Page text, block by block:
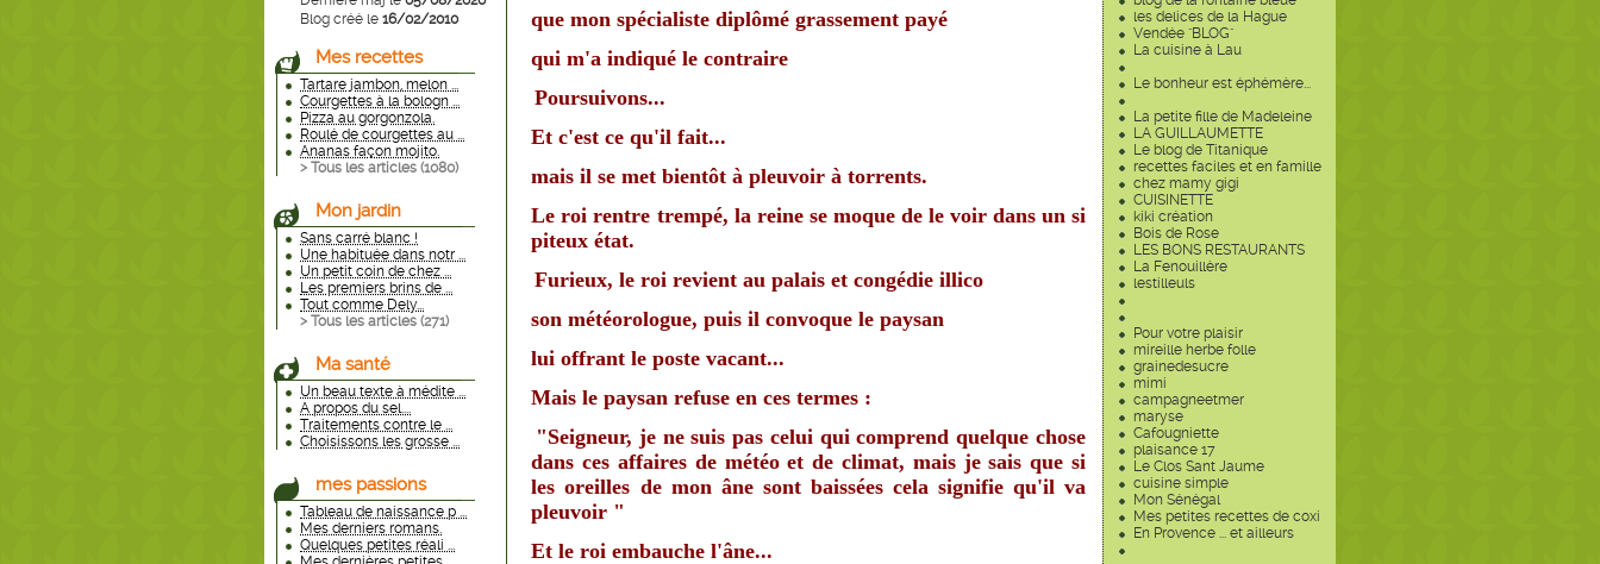
les delices de la Hague
Vendée "BLOG"
La cuisine à Lau
Le bonheur est éphémère...
La petite fille de Madeleine
LA GUILLAUMETTE
Le blog de Titanique
recettes faciles et en famille
chez mamy gigi
CUISINETTE
kiki création
Bois de Rose
LES BONS RESTAURANTS
La Fenouillère
lestilleuls
Pour votre plaisir
mireille herbe folle
grainedesucre
mimi
campagneetmer
maryse
Cafougniette
plaisance 17
Le Clos Sant Jaume
cuisine simple
Mon Sénégal
Mes petites recettes de coxi
En Provence ... et ailleurs
Blog créé le 16/02/2010
Mes recettes
Tartare jambon, melon ...
Courgettes à la bologn ...
Pizza au gorgonzola.
Roulé de courgettes au ...
Ananas façon mojito.
> Tous les articles (1080)
Mon jardin
Sans carré blanc !
Une habituée dans notr ...
Un petit coin de chez ...
Les premiers brins de ...
Tout comme Dely...
> Tous les articles (271)
Ma santé
Un beau texte à médite ...
A propos du sel....
Traitements contre le ...
Choisissons les grosse ...
mes passions
Tableau de naissance p ...
Mes derniers romans.
Quelques petites réali ...
que mon spécialiste diplômé grassement payé
qui m'a indiqué le contraire
Poursuivons...
Et c'est ce qu'il fait...
mais il se met bientôt à pleuvoir à torrents.
Le roi rentre trempé, la reine se moque de le voir dans un si
piteux état.
Furieux, le roi revient au palais et congédie illico
son météorologue, puis il convoque le paysan
lui offrant le poste vacant...
Mais le paysan refuse en ces termes :
"Seigneur, je ne suis pas celui qui comprend quelque chose
dans ces affaires de météo et de climat, mais je sais que si
lesoreilles de mon âne sont baissées cela signifie qu'il va
pleuvoir "
Et le roi embauche l'âne...